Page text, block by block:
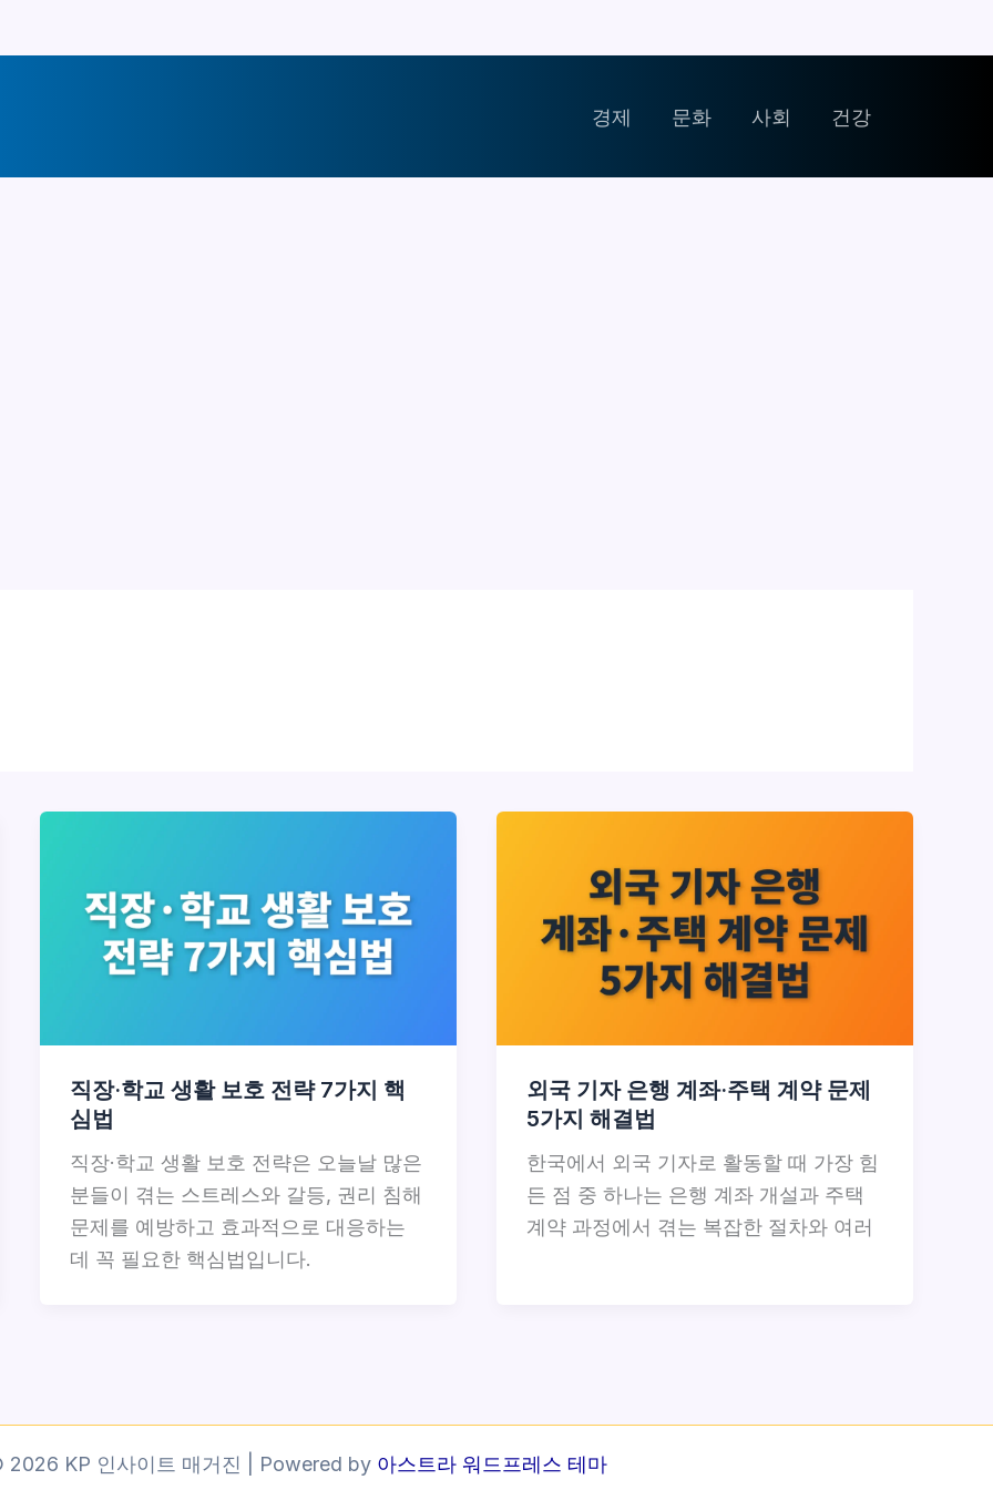
경제 문화 사회 건강
직장·학교 생활 보호 전략 7가지 핵
심법
직장·학교 생활 보호 전략은 오늘날 많은
분들이 겪는 스트레스와 갈등, 권리 침해
문제를 예방하고 효과적으로 대응하는
데 꼭 필요한 핵심법입니다.
외국 기자 은행 계좌·주택 계약 문제
5가지 해결법
한국에서 외국 기자로 활동할 때 가장 힘
든 점 중 하나는 은행 계좌 개설과 주택
계약 과정에서 겪는 복잡한 절차와 여러
KP 인사이트 매거진 | Powered by 아스트라 워드프레스 테마